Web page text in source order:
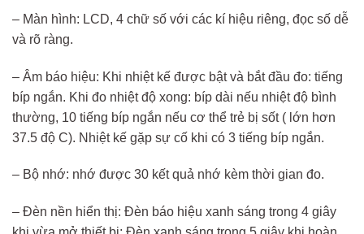
– Màn hình: LCD, 4 chữ số với các kí hiệu riêng, đọc số dễ
và rõ ràng.
– Âm báo hiệu: Khi nhiệt kế được bật và bắt đầu đo: tiếng
bíp ngắn. Khi đo nhiệt độ xong: bíp dài nếu nhiệt độ bình
thường, 10 tiếng bíp ngắn nếu cơ thể trẻ bị sốt ( lớn hơn
37.5 độ C). Nhiệt kế gặp sự cố khi có 3 tiếng bíp ngắn.
– Bộ nhớ: nhớ được 30 kết quả nhớ kèm thời gian đo.
– Đèn nền hiển thị: Đèn báo hiệu xanh sáng trong 4 giây